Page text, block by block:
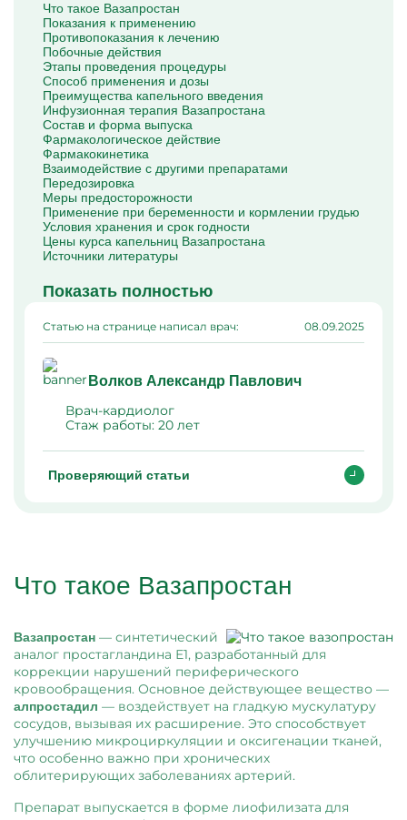
Что такое Вазапростан
Показания к применению
Противопоказания к лечению
Побочные действия
Этапы проведения процедуры
Способ применения и дозы
Преимущества капельного введения
Инфузионная терапия Вазапростана
Состав и форма выпуска
Фармакологическое действие
Фармакокинетика
Взаимодействие с другими препаратами
Передозировка
Меры предосторожности
Применение при беременности и кормлении грудью
Условия хранения и срок годности
Цены курса капельниц Вазапростана
Источники литературы
Показать полностью
Статью на странице написал врач: 08.09.2025
Волков Александр Павлович
Врач-кардиолог
Стаж работы: 20 лет
Проверяющий статьи
Что такое Вазапростан
Вазапростан — синтетический
аналог простагландина Е1, разработанный для
коррекции нарушений периферического
кровообращения. Основное действующее вещество —
алпростадил — воздействует на гладкую мускулатуру
сосудов, вызывая их расширение. Это способствует
улучшению микроциркуляции и оксигенации тканей,
что особенно важно при хронических
облитерирующих заболеваниях артерий.
Препарат выпускается в форме лиофилизата для